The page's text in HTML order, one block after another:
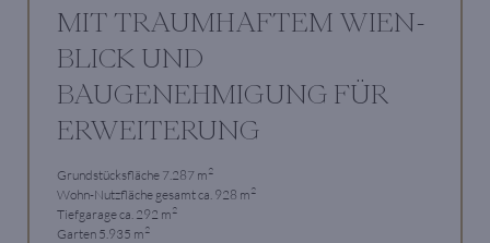
MIT TRAUMHAFTEM WIEN-
BLICK UND
BAUGENEHMIGUNG FÜR
ERWEITERUNG
Grundstücksfläche 7.287 m2
Wohn-Nutzfläche gesamt ca. 928 m2
Tiefgarage ca. 292 m2
Garten 5.935 m2